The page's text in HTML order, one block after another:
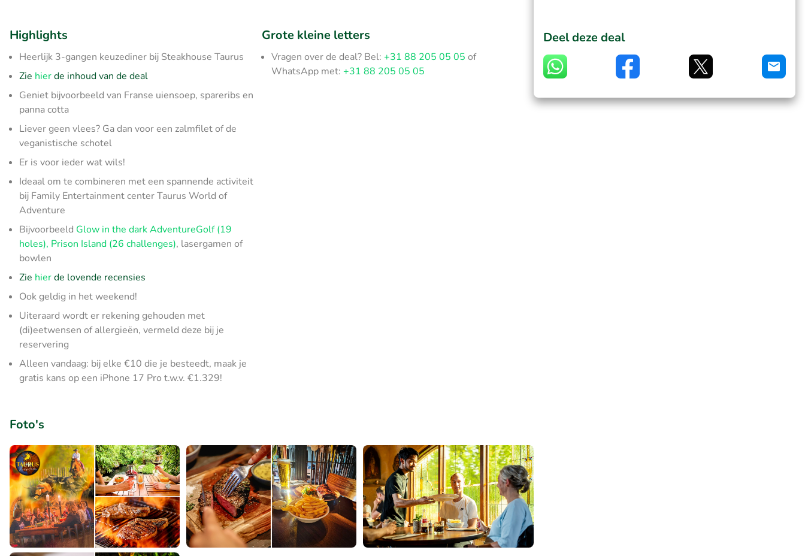
Highlights
Heerlijk 3-gangen keuzediner bij Steakhouse Taurus
Zie hierde inhoud van de deal
Geniet bijvoorbeeld van Franse uiensoep, spareribs en
panna cotta
Liever geen vlees? Ga dan voor een zalmfilet of de
veganistische schotel
Er is voor ieder wat wils!
Ideaal om te combineren met een spannende activiteit
bij Family Entertainment center Taurus World of
Adventure
Bijvoorbeeld Glow in the dark AdventureGolf (19
holes), Prison Island (26 challenges), lasergamen of
bowlen
Zie hierde lovende recensies
Ook geldig in het weekend!
Uiteraard wordt er rekening gehouden met
(di)eetwensen of allergieën, vermeld deze bij je
reservering
Alleen vandaag: bij elke €10 die je besteedt, maak je
gratis kans op een iPhone 17 Pro t.w.v. €1.329!
Grote kleine letters
Vragen over de deal? Bel:+31 88 205 05 05 of
WhatsApp met:+31 88 205 05 05
Foto's
Deel deze deal